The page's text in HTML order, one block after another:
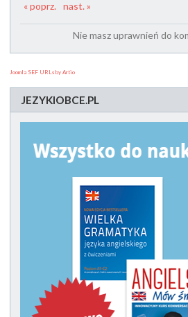
« poprz. nast. »
Nie masz uprawnień do
Joomla SEF URLs by Artio
JEZYKIOBCE.PL